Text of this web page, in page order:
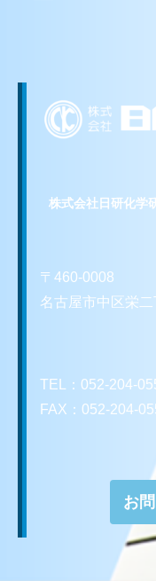
株式会社日研化学
〒460-0008
名古屋市中区栄二
TEL：052-204-
FAX：052-204-
お
お